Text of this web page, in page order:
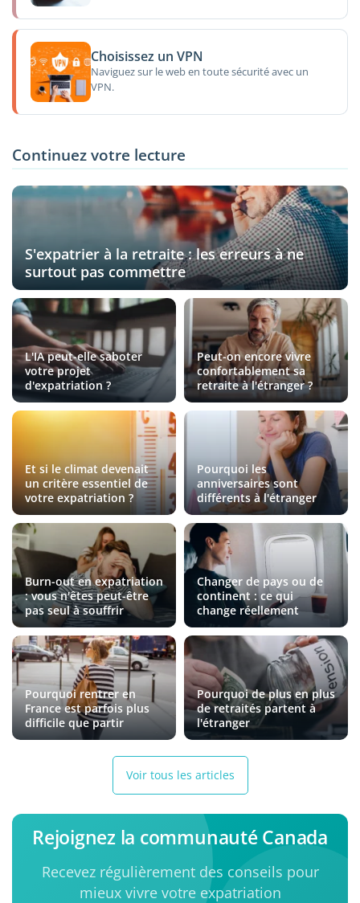
Choisissez un VPN
Naviguez sur le web en toute sécurité avec un
VPN.
Continuez votre lecture
S'expatrier à la retraite : les erreurs à ne
surtout pas commettre
L'IA peut-elle saboter
votre projet
d'expatriation ?
Peut-on encore vivre
confortablement sa
retraite à l'étranger ?
Et si le climat devenait
un critère essentiel de
votre expatriation ?
Pourquoi les
anniversaires sont
différents à l'étranger
Burn-out en expatriation
: vous n'êtes peut-être
pas seul à souffrir
Changer de pays ou de
continent : ce qui
change réellement
Pourquoi rentrer en
France est parfois plus
difficile que partir
Pourquoi de plus en plus
de retraités partent à
l'étranger
Voir tous les articles
Rejoignez la communauté Canada
Recevez régulièrement des conseils pour
mieux vivre votre expatriation